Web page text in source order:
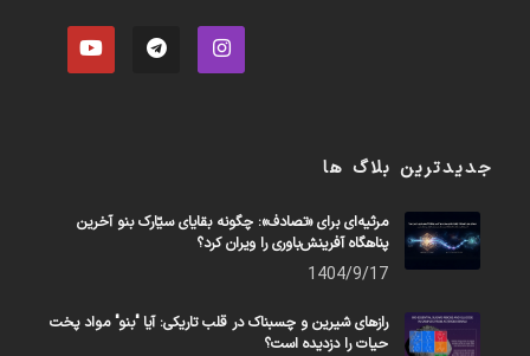
جدیدترین بلاگ ها
مرثیه‌ای برای «تصادف»: چگونه بقایای سیّارک بنو آخرین
پناهگاه آفرینش‌باوری را ویران کرد؟
1404/9/17
رازهای شیرین و چسبناک در قلب تاریکی: آیا "بنو" مواد پخت
حیات را دزدیده است؟